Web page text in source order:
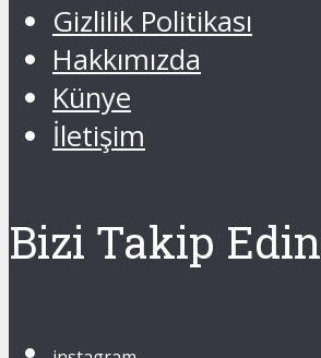
Gizlilik Politikası
Hakkımızda
Künye
İletişim
Bizi Takip Edin